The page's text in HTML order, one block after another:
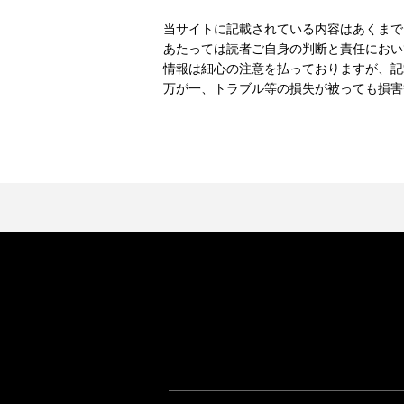
当サイトに記載されている内容はあくま
あたっては読者ご自身の判断と責任にお
情報は細心の注意を払っておりますが、
万が一、トラブル等の損失が被っても損